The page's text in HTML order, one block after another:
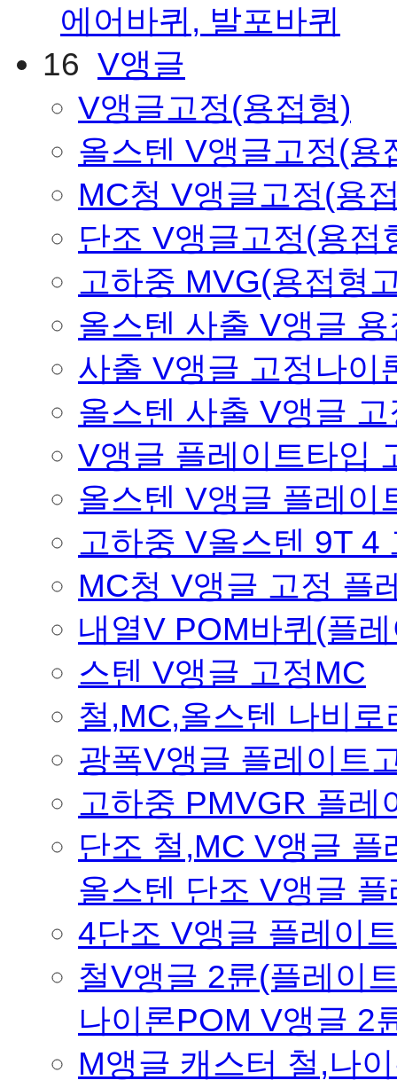
에어바퀴, 발포바퀴
16 V앵글
V앵글고정(용접형)
올스텐 V앵글고정(용
MC청 V앵글고정(용
단조 V앵글고정(용접
고하중 MVG(용접형
올스텐 사출 V앵글
사출 V앵글 고정나이
올스텐 사출 V앵글
V앵글 플레이트타입
올스텐 V앵글 플레이
고하중 V올스텐 9T 4
MC청 V앵글 고정 플
내열V POM바퀴(플
스텐 V앵글 고정MC
철,MC,올스텐 나비로
광폭V앵글 플레이트
고하중 PMVGR 플레
단조 철,MC V앵글 플
올스텐 단조 V앵글
4단조 V앵글 플레이
철V앵글 2륜(플레이
나이론POM V앵글 2
M앵글 캐스터 철,나